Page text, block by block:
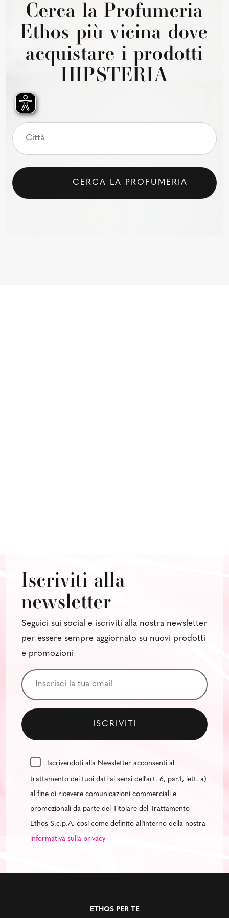
Cerca la Profumeria
Ethos più vicina dove
acquistare i prodotti
HIPSTERIA
CERCA LA PROFUMERIA
Iscriviti alla
newsletter
Seguici sui social e iscriviti alla nostra newsletter
per essere sempre aggiornato su nuovi prodotti
e promozioni
Iscrivendoti alla Newsletter acconsenti al
trattamento dei tuoi dati ai sensi dell'art. 6, par.1, lett. a)
al fine di ricevere comunicazioni commerciali e
promozionali da parte del Titolare del Trattamento
Ethos S.c.p.A. così come definito all'interno della nostra
informativa sulla privacy
ETHOS PER TE